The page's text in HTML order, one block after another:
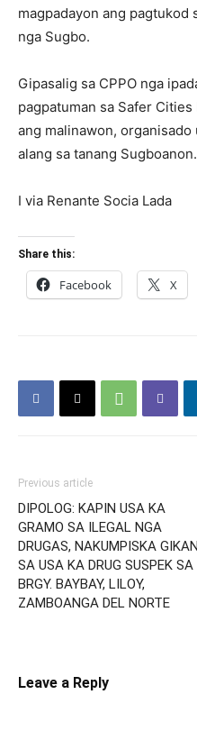
magpadayon ang pagtukod
nga Sugbo.
Gipasalig sa CPPO nga
pagpatuman sa Safer
ang malinawon,
alang sa tanang Sugboanon.
I via Renante Socia Lada
Share this:
Facebook X
Previous article
DIPOLOG: KAPIN USA KA
GRAMO SA ILEGAL NGA
DRUGAS, NAKUMPISKA GIKAN
SA USA KA DRUG SUSPEK SA
BRGY. BAYBAY, LILOY,
ZAMBOANGA DEL NORTE
Leave a Reply